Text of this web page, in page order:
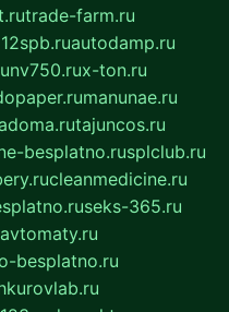
trade-farm.ru
autodamp.ru
nv750.rux-ton.ru
manunae.ru
tajuncos.ru
besplatno.rusplclub.ru
cleanmedicine.ru
seks-365.ru
besplatno.ru